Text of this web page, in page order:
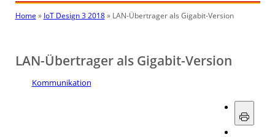
Home » IoT Design 3 2018» LAN-Übertrager als Gigabit-Version
LAN-Übertrager als Gigabit-Version
Kommunikation